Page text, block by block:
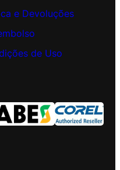
e Devoluções
de Uso